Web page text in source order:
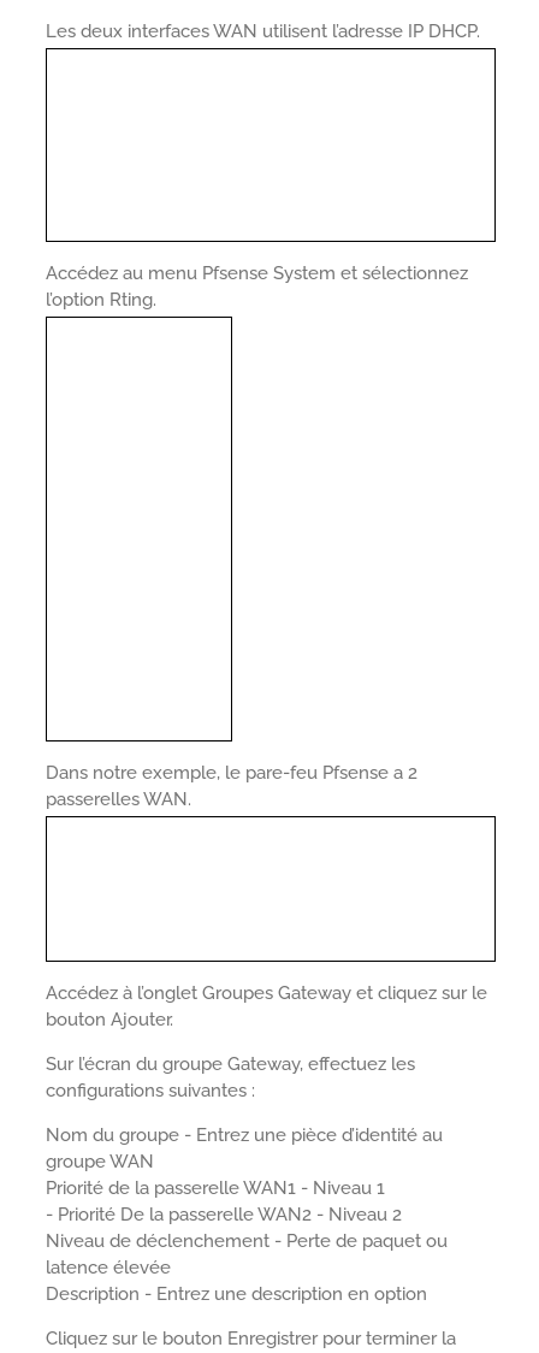
Les deux interfaces WAN utilisent l’adresse IP DHCP.
Accédez au menu Pfsense System et sélectionnez
l’option Rting.
Dans notre exemple, le pare-feu Pfsense a 2
passerelles WAN.
Accédez à l’onglet Groupes Gateway et cliquez sur le
bouton Ajouter.
Sur l’écran du groupe Gateway, effectuez les
configurations suivantes :
Nom du groupe - Entrez une pièce d’identité au
groupe WAN
Priorité de la passerelle WAN1 - Niveau 1
- Priorité De la passerelle WAN2 - Niveau 2
Niveau de déclenchement - Perte de paquet ou
latence élevée
Description - Entrez une description en option
Cliquez sur le bouton Enregistrer pour terminer la